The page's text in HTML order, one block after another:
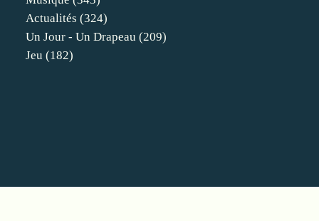
Actualités (324)
Un Jour - Un Drapeau (209)
Jeu (182)